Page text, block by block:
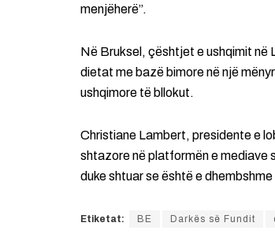
menjëherë”.
Në Bruksel, çështjet e ushqimit në
dietat me bazë bimore në një
ushqimore të bllokut.
Christiane Lambert, presidente e
shtazore në platformën e mediave
duke shtuar se është e
Etiketat: BE Darkës së Fundit